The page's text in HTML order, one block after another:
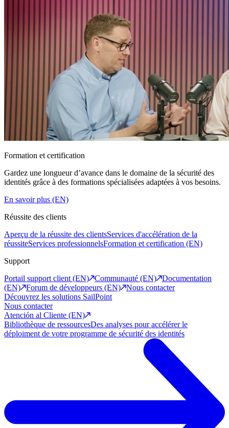
Formation et certification
Gardez une longueur d’avance dans le domaine de la sécurité des
identités grâce à des formations spécialisées adaptées à vos besoins.
En savoir plus (EN)
Réussite des clients
Aperçu de la réussite des clientsServices d'accélération de la
réussiteServices professionnelsFormation et certification (EN)
Support
Portail support client (EN)
Communauté (EN)
Documentation
(EN)
Forum de développeurs (EN)
Nous contacter
Découvrez les solutions SailPoint
Nous contacter
Atención al Cliente (EN)
Bibliothèque de ressourcesDes analyses pour accélérer le
déploiment de votre programme de sécurité des identités